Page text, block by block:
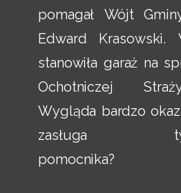
pomagał Wójt
Edward Krasowski.
stanowiła garaż na
Ochotniczej
Wygląda bardzo
zasługa
pomocnika?